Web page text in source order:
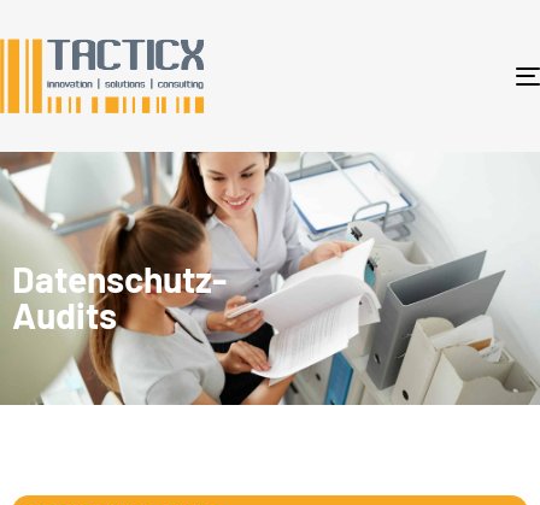
Datenschutz-
Audits